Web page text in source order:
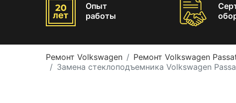
Опыт
работы
Ремонт Volkswagen Ремонт Volkswagen
Замена стеклоподъемника Volkswagen